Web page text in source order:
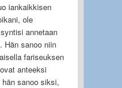
iankaikkisen
ole
annetaan
Hän sanoo niin
fariseuksen
anteeksi
sanoo siksi,